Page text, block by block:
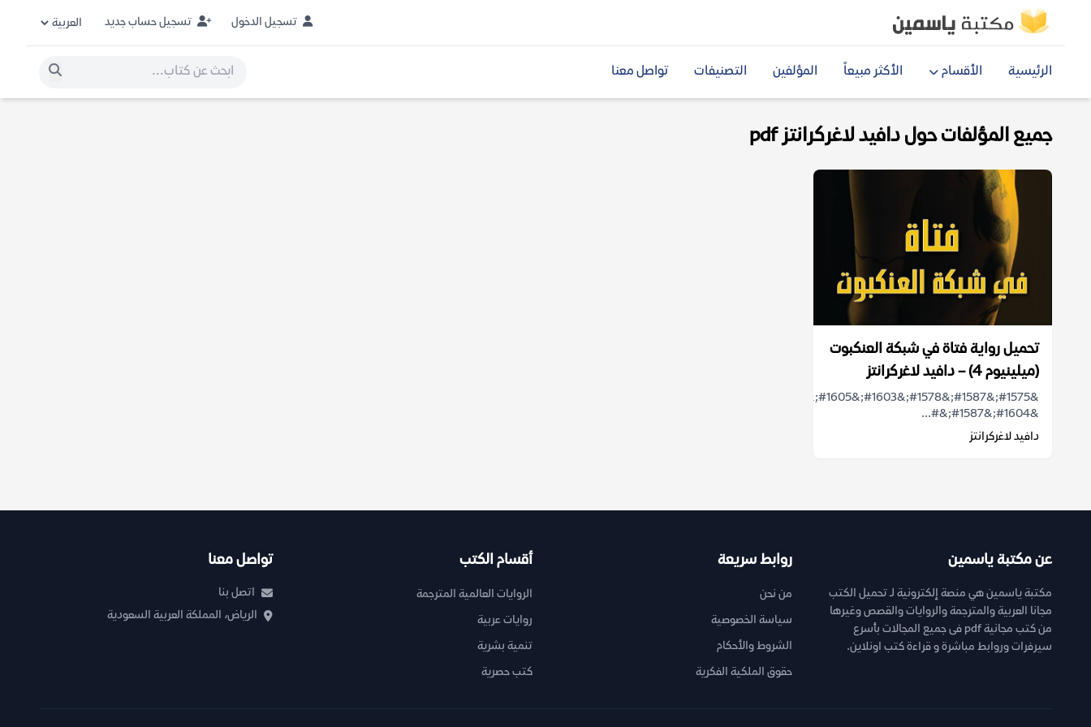
تسجيل الدخول تسجيل حساب جديد
الرئيسية الأقسام الأكثر مبيعاً المؤلفين التصنيفات تواصل معنا
جميع المؤلفات حول دافيد لاغركرانتز pdf
تحميل رواية فتاة في شبكة العنكبوت
(ميلينيوم 4) – دافيد لاغركرانتز
&#1604;&#1587;&#...
دافيد لاغركرانتز
عن مكتبة ياسمين
مكتبة ياسمين هي منصة إلكترونية لـ تحميل الكتب
مجانا العربية والمترجمة والروايات والقصص وغيرها
من كتب مجانية pdf فى جميع المجالات بأسرع
سيرفرات وروابط مباشرة و قراءة كتب اونلاين.
روابط سريعة
من نحن
سياسة الخصوصية
الشروط والأحكام
حقوق الملكية الفكرية
أقسام الكتب
الروايات العالمية المترجمة
روايات عربية
تنمية بشرية
كتب حصرية
تواصل معنا
اتصل بنا
الرياض، المملكة العربية السعودية